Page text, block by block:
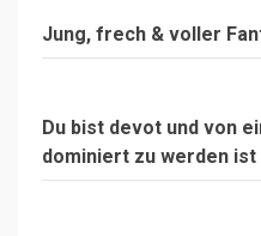
Jung, frech & voller
Du bist devot und von
dominiert zu werden ist